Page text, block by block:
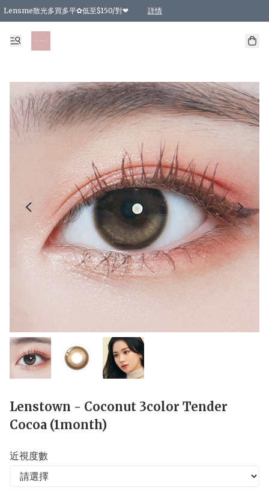
Lensme散光多買多平✿低至$150/對❤ 詳情
台灣Karacon⁩✧日拋 特價清貨❁⃘
日本韓國多款日/月拋現貨☼ 特價❤︎數量有限 售完即止
🇰🇷韓國多款月拋現貨 特價兩對$99✿數量有限 售完即止♫
精選商品，任選買2件或以上9 折；買4件或以上85 折；買6件或以上8 折
精選商品，任選買2件HKD 140.00；買4件HKD 260.00
精選商品，任選買2件HKD 190.00；買4件HKD 360.00
精選商品，任選買2件HKD 110.00；買4件HKD 180.00
精選商品，任選買2件HKD 170.00；買4件HKD 320.00
精選商品，任選買2件或以上減HKD 148.00
精選商品，任選買2件或以上減HKD 148.00
精選商品，任選買2件或以上95 折；買4件或以上9 折；買6件或以上85 折；買8件
精選商品，任選買12件或以上87 折
精選商品，任選買2件或以上減HKD 16.00；買4件或以上減HKD 32.00；買6
精選商品，任選買2件或以上95 折；買4件或以上9 折；買8件或以上85 折；買12
購物滿 HKD 800.00即享免運費優惠！（適用於 特定的送貨方式 )
Lenstown - Coconut 3color Tender
Cocoa (1month)
近視度數